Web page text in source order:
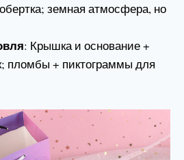
земная атмосфера, но
: Крышка и основание +
пломбы + пиктограммы для